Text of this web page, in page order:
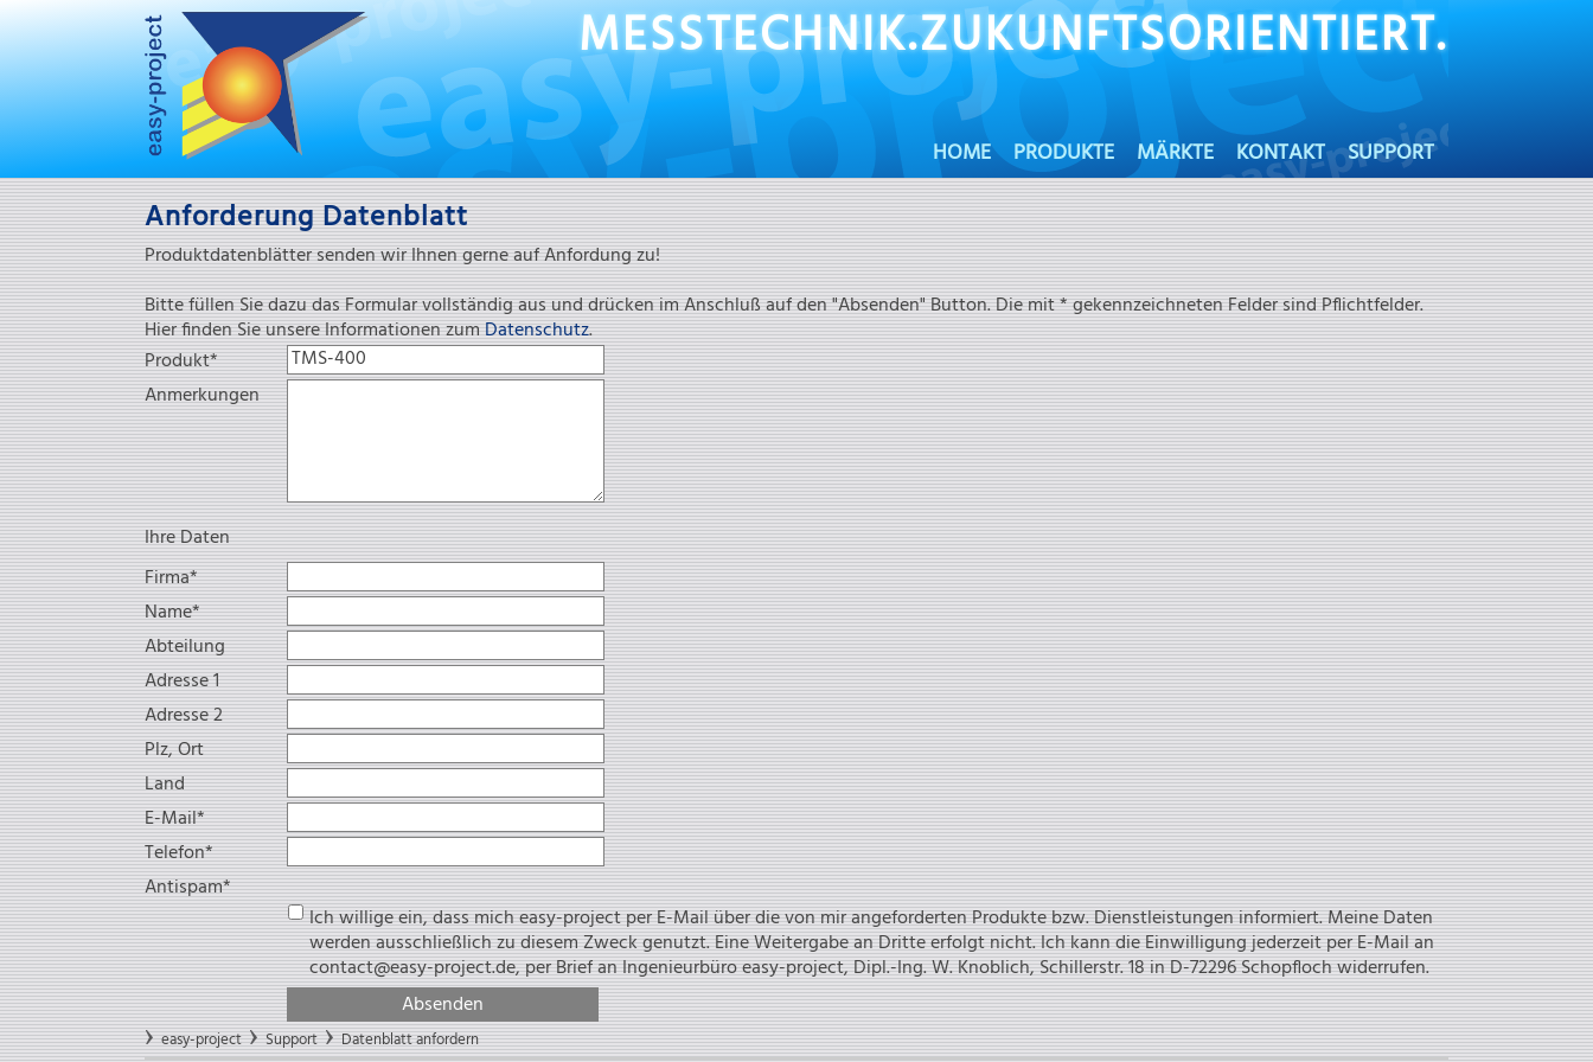
MESSTECHNIK.ZUKUNFTSORIENTIERT.
NAVIGATION
ÜBERSPRINGEN
HOME PRODUKTE MÄRKTE KONTAKT SUPPORT
Anforderung Datenblatt
Produktdatenblätter senden wir Ihnen gerne auf Anfordung zu!
Bitte füllen Sie dazu das Formular vollständig aus und drücken im Anschluß auf den "Absenden" Button. Die mit * gekennzeichneten Felder sind Pflichtfelder.
Hier finden Sie unsere Informationen zumDatenschutz.
Pflichtfeld
Produkt*
Anmerkungen
Ihre Daten
Pflichtfeld
Firma*
Pflichtfeld
Name*
Abteilung
Adresse 1
Adresse 2
Plz, Ort
Land
Pflichtfeld
E-Mail*
Pflichtfeld
Telefon*
Pflichtfeld
Antispam*
Ich willige ein, dass mich easy-project per E-Mail über die von mir angeforderten Produkte bzw. Dienstleistungen informiert. Meine Daten
werden ausschließlich zu diesem Zweck genutzt. Eine Weitergabe an Dritte erfolgt nicht. Ich kann die Einwilligung jederzeit per E-Mail an
contact@easy-project.de, per Brief an Ingenieurbüro easy-project, Dipl.-Ing. W. Knoblich, Schillerstr. 18 in D-72296 Schopfloch widerrufen.
Absenden
easy-project Support Datenblatt anfordern